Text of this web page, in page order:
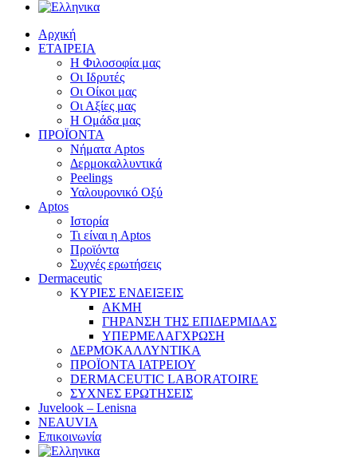
Αρχική
ΕΤΑΙΡΕΙΑ
Η Φιλοσοφία μας
Οι Ιδρυτές
Οι Οίκοι μας
Οι Αξίες μας
Η Ομάδα μας
ΠΡΟΪΟΝΤΑ
Νήματα Aptos
Δερμοκαλλυντικά
Peelings
Υαλουρονικό Οξύ
Aptos
Ιστορία
Τι είναι η Aptos
Προϊόντα
Συχνές ερωτήσεις
Dermaceutic
ΚΥΡΙΕΣ ΕΝΔΕΙΞΕΙΣ
ΑΚΜΗ
ΓΗΡΑΝΣΗ ΤΗΣ ΕΠΙΔΕΡΜΙΔΑΣ
ΥΠΕΡΜΕΛΑΓΧΡΩΣΗ
ΔΕΡΜΟΚΑΛΛΥΝΤΙΚΑ
ΠΡΟΪΟΝΤΑ ΙΑΤΡΕΙΟΥ
DERMACEUTIC LABORATOIRE
ΣΥΧΝΕΣ ΕΡΩΤΗΣΕΙΣ
Juvelook – Lenisna
NEAUVIA
Επικοινωνία